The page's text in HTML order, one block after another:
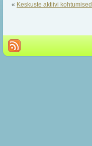
« Keskuste aktiivi kohtumised